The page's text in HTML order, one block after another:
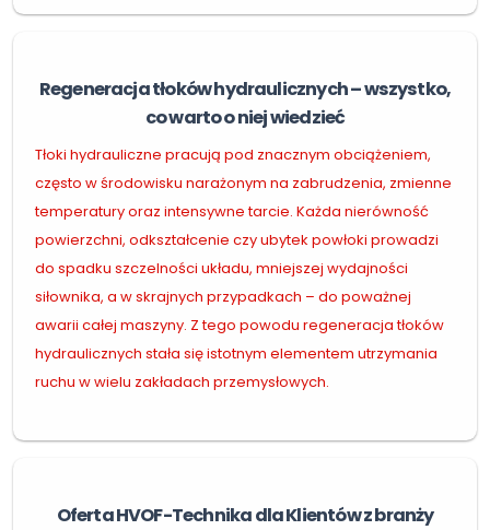
Regeneracja tłoków hydraulicznych – wszystko,
co warto o niej wiedzieć
Tłoki hydrauliczne pracują pod znacznym obciążeniem,
często w środowisku narażonym na zabrudzenia, zmienne
temperatury oraz intensywne tarcie. Każda nierówność
powierzchni, odkształcenie czy ubytek powłoki prowadzi
do spadku szczelności układu, mniejszej wydajności
siłownika, a w skrajnych przypadkach – do poważnej
awarii całej maszyny. Z tego powodu regeneracja tłoków
hydraulicznych stała się istotnym elementem utrzymania
ruchu w wielu zakładach przemysłowych.
Oferta HVOF-Technika dla Klientów z branży